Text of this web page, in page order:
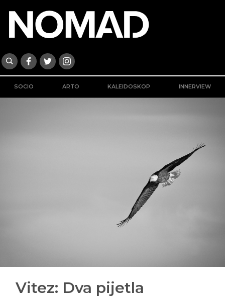
SOCIO ARTO KALEIDOSKOP INNERVIEW
Vitez: Dva pijetla